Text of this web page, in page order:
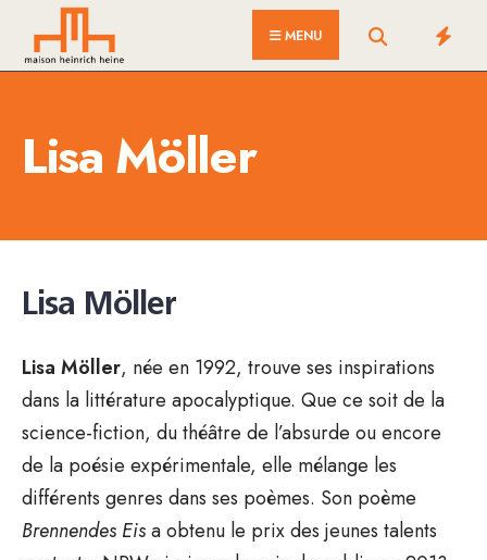
MENU
Lisa Möller
Lisa Möller
Lisa Möller, née en 1992, trouve ses inspirations
dans la littérature apocalyptique. Que ce soit de la
science-fiction, du théâtre de l’absurde ou encore
de la poésie expérimentale, elle mélange les
différents genres dans ses poèmes. Son poème
Brennendes Eisa obtenu le prix des jeunes talents